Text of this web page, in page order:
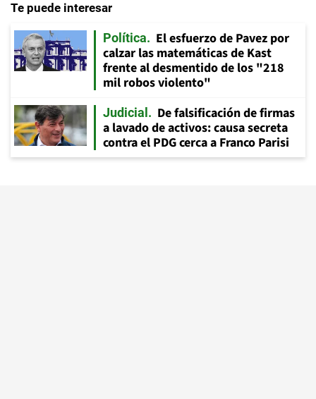
Te puede interesar
Política
El esfuerzo de Pavez por
calzar las matemáticas de Kast
frente al desmentido de los "218
mil robos violento"
Judicial
De falsificación de firmas
a lavado de activos: causa secreta
contra el PDG cerca a Franco Parisi